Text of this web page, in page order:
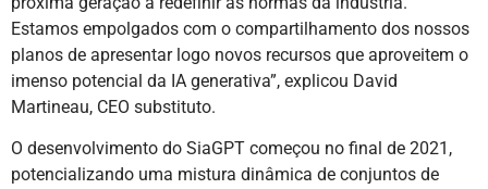
Estamos empolgados com o compartilhamento dos nossos
planos de apresentar logo novos recursos que aproveitem o
imenso potencial da IA generativa”, explicou David
Martineau, CEO substituto.
O desenvolvimento do SiaGPT começou no final de 2021,
potencializando uma mistura dinâmica de conjuntos de